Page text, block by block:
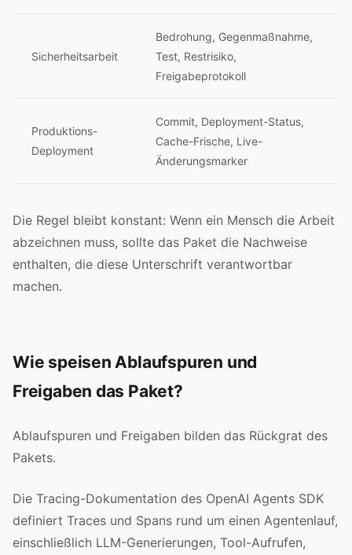
Sicherheitsarbeit
Bedrohung, Gegenmaßnahme,
Test, Restrisiko,
Freigabeprotokoll
Produktions-
Deployment
Commit, Deployment-Status,
Cache-Frische, Live-
Änderungsmarker
Die Regel bleibt konstant: Wenn ein Mensch die Arbeit
abzeichnen muss, sollte das Paket die Nachweise
enthalten, die diese Unterschrift verantwortbar
machen.
Wie speisen Ablaufspuren und
Freigaben das Paket?
Ablaufspuren und Freigaben bilden das Rückgrat des
Pakets.
Die Tracing-Dokumentation des OpenAI Agents SDK
definiert Traces und Spans rund um einen Agentenlauf,
einschließlich LLM-Generierungen, Tool-Aufrufen,